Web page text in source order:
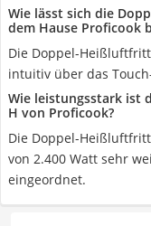
Wie lässt sich die
dem Hause Proficook
Die Doppel-
intuitiv über das
Wie leistungsstark ist
H von Proficook?
Die Doppel-
von 2.400 Watt sehr
eingeordnet.